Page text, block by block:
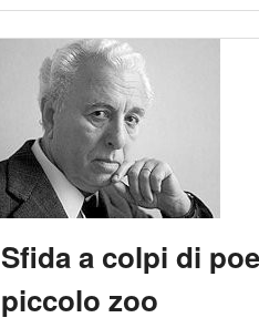
Sfida a colpi di
piccolo zoo